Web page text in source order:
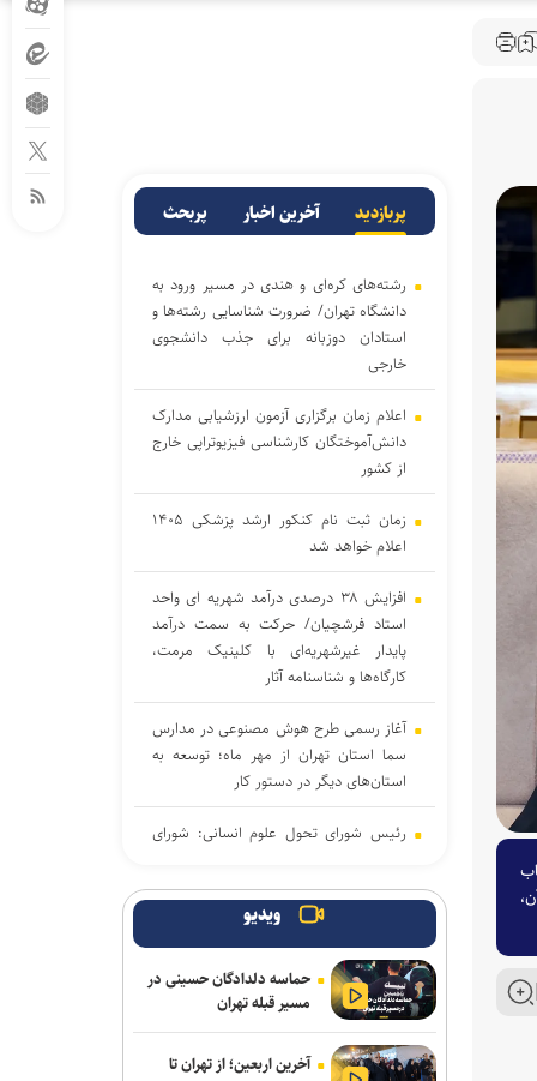
پربازدید آخرین اخبار پربحث
رشته‌های کره‌ای و هندی در مسیر ورود به
دانشگاه تهران/ ضرورت شناسایی رشته‌ها و
استادان دوزبانه برای جذب دانشجوی
خارجی
اعلام زمان برگزاری آزمون ارزشیابی مدارک
دانش‌آموختگان کارشناسی فیزیوتراپی خارج
از کشور
زمان ثبت نام کنکور ارشد پزشکی ۱۴۰۵
اعلام خواهد شد
افزایش ۳۸ درصدی درآمد شهریه ای واحد
استاد فرشچیان/ حرکت به سمت درآمد
پایدار غیرشهریه‌ای با کلینیک مرمت،
کارگاه‌ها و شناسنامه آثار
آغاز رسمی طرح هوش مصنوعی در مدارس
سما استان تهران از مهر ماه؛ توسعه به
استان‌های دیگر در دستور کار
رئیس شورای تحول علوم انسانی: شورای
شتاب‌بخشی به تحول در آموزش عالی
راهکارهای علمی مقابله با اضطراب در
شرایط جنگی از زبان استاد تمام رشته
روانشناسی بالینی
کشورهای نوظهور در کمین صندلی‌های
ویدیو
حماسه دلدادگان حسینی در
مسیر قبله تهران
آخرین اربعین؛ از تهران تا